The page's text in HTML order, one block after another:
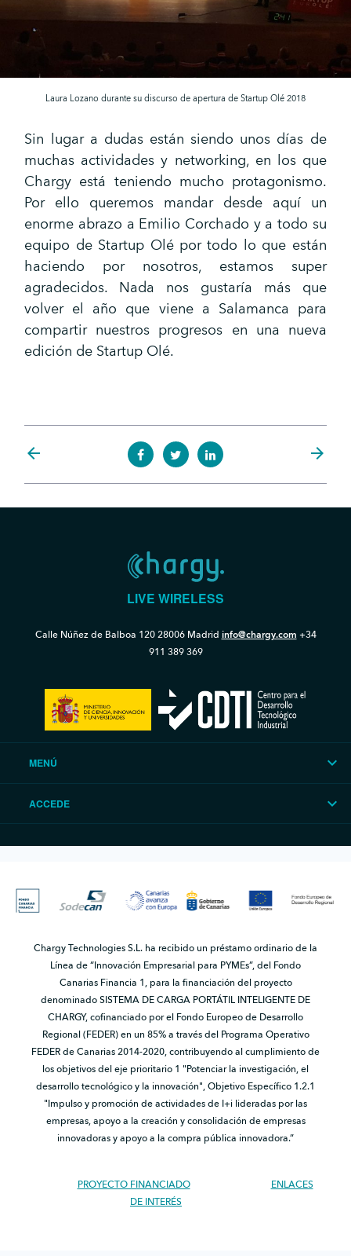
Laura Lozano durante su discurso de apertura de Startup Olé 2018
Sin lugar a dudas están siendo unos días de
muchas actividades y networking, en los que
Chargy está teniendo mucho protagonismo.
Por ello queremos mandar desde aquí un
enorme abrazo a Emilio Corchado y a todo su
equipo de Startup Olé por todo lo que están
haciendo por nosotros, estamos super
agradecidos. Nada nos gustaría más que
volver el año que viene a Salamanca para
compartir nuestros progresos en una nueva
edición de Startup Olé.
arrow_back arrow_forward
LIVE WIRELESS
Calle Núñez de Balboa 12028006 Madrid info@chargy.com +34
911 389 369
MENÚ
ACCEDE
Chargy Technologies S.L. ha recibido un préstamo ordinario de la
Línea de “Innovación Empresarial para PYMEs”, del Fondo
Canarias Financia 1, para la financiación del proyecto
denominado SISTEMA DE CARGA PORTÁTIL INTELIGENTE DE
CHARGY, cofinanciado por el Fondo Europeo de Desarrollo
Regional (FEDER) en un 85% a través del Programa Operativo
FEDER de Canarias 2014-2020, contribuyendo al cumplimiento de
los objetivos del eje prioritario 1 "Potenciar la investigación, el
desarrollo tecnológico y la innovación", Objetivo Específico 1.2.1
"Impulso y promoción de actividades de I+i lideradas por las
empresas, apoyo a la creación y consolidación de empresas
innovadoras y apoyo a la compra pública innovadora.”
PROYECTO FINANCIADO
ENLACES
DE INTERÉS